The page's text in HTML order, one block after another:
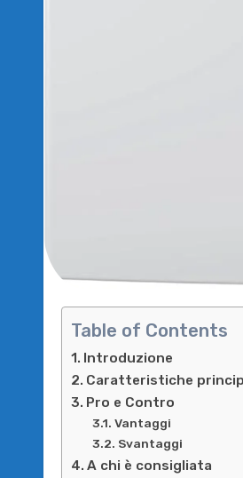
Table of Contents
Introduzione
Caratteristiche
Pro e Contro
Vantaggi
Svantaggi
A chi è consigliata